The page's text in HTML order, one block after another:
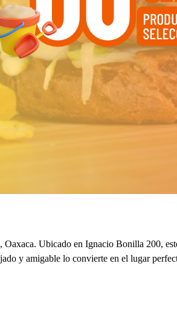
Ubicado en Ignacio Bonilla 200,
y amigable lo convierte en el lugar